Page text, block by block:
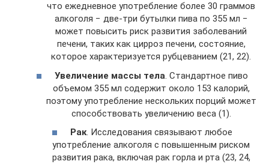
что ежедневное употребление более 30 граммов
алкоголя − две-три бутылки пива по 355 мл −
может повысить риск развития заболеваний
печени, таких как цирроз печени, состояние,
которое характеризуется рубцеванием (21, 22).
Увеличение массы тела . Стандартное пиво
объемом 355 мл содержит около 153 калорий,
поэтому употребление нескольких порций может
способствовать увеличению веса (1).
Рак. Исследования связывают любое
употребление алкоголя с повышенным риском
развития рака, включая рак горла и рта (23, 24,